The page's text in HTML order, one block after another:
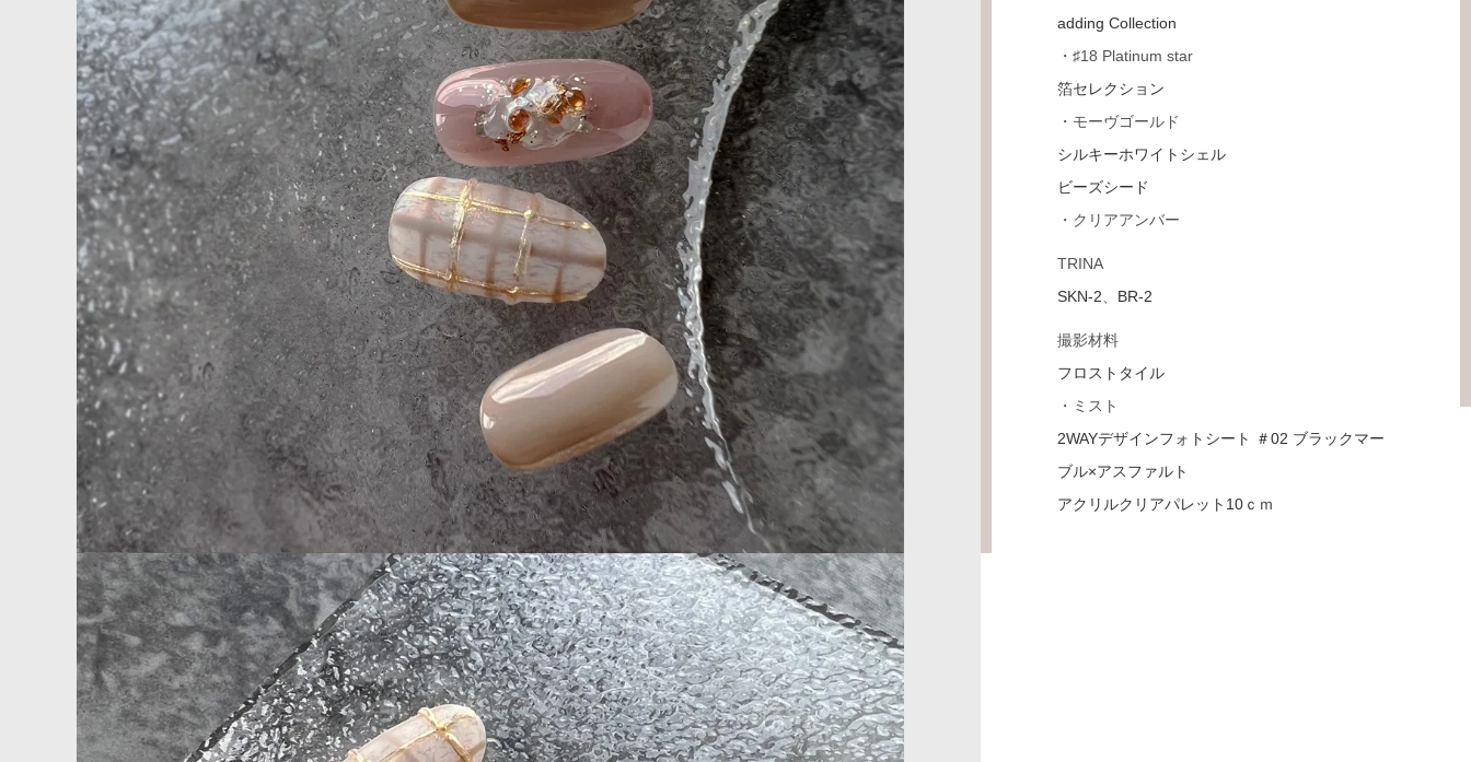
adding Collection
・♯18 Platinum star
箔セレクション
・モーヴゴールド
シルキーホワイトシェル
ビーズシード
・クリアアンバー
TRINA
SKN-2
BR-2
撮影材料
フロストタイル
・ミスト
2WAYデザインフォトシート ＃02 ブラックマー
ブル×アスファルト
アクリルクリアパレット10ｃｍ